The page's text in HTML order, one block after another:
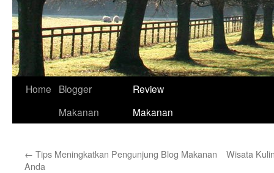
Home
Blogger
Makanan
Review
Makanan
← Tips Meningkatkan Pengunjung Blog Makanan
Anda
Wisata